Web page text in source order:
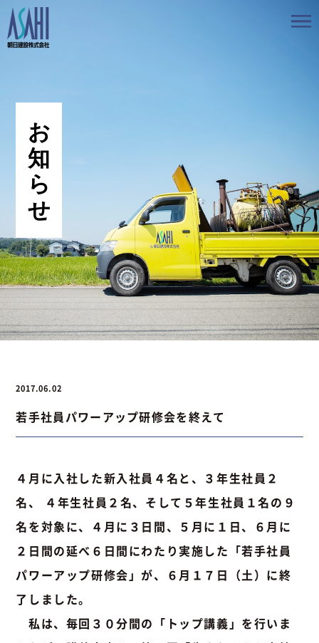
事業案内
会社情報
採用情報
お知らせ
BLOG
お問い合わせ
お問い合わせ 076-441-3201 Instagram
2017.06.02
若手社員パワーアップ研修会を終えて
４月に入社した新入社員４名と、３年生社員２
名、 ４年生社員２名、そして５年生社員１名の９
名を対象に、４月に３日間、５月に１日、６月に
２日間の延べ６日間にわたり実施した「若手社員
パワーアップ研修会」が、６月１７日（土）に終
了しました。
私は、毎回３０分間の「トップ講義」を行いま